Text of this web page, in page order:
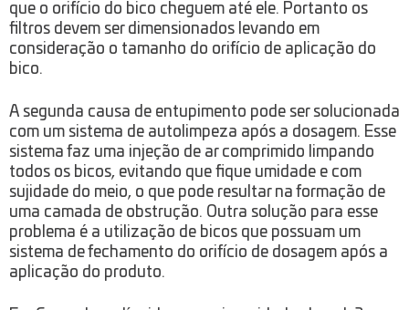
que o orifício do bico cheguem até ele. Portanto os
filtros devem ser dimensionados levando em
consideração o tamanho do orifício de aplicação do
bico.
A segunda causa de entupimento pode ser solucionada
com um sistema de autolimpeza após a dosagem. Esse
sistema faz uma injeção de ar comprimido limpando
todos os bicos, evitando que fique umidade e com
sujidade do meio, o que pode resultar na formação de
uma camada de obstrução. Outra solução para esse
problema é a utilização de bicos que possuam um
sistema de fechamento do orifício de dosagem após a
aplicação do produto.